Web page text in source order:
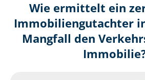
Wie ermittelt ein
Immobilien­gutachter
Mangfall den